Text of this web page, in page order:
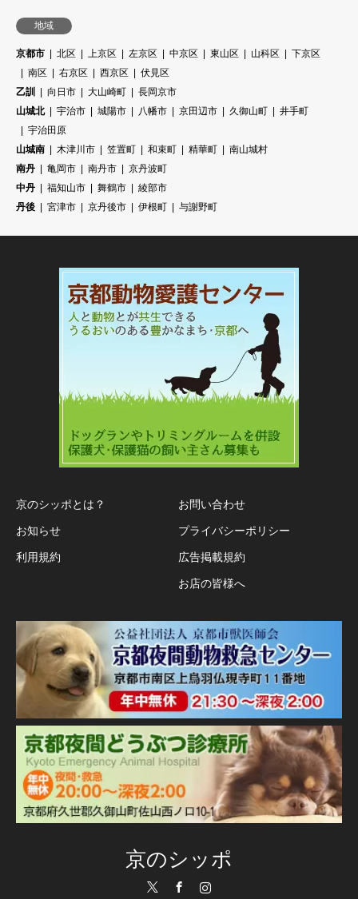
地域
京都市 北区 上京区 左京区 中京区 東山区 山科区
下京区
南区
右京区 西京区
伏見区
乙訓
向日市 大山崎町
長岡京市
山城北
宇治市 城陽市 八幡市 京田辺市 久御山町
井手町
宇治田原
山城南
木津川市 笠置町 和束町 精華町
南山城村
南丹
亀岡市 南丹市
京丹波町
中丹
福知山市 舞鶴市
綾部市
丹後
宮津市 京丹後市 伊根町 与謝野町
京のシッポとは？
お知らせ
利用規約
お問い合わせ
プライバシーポリシー
広告掲載規約
お店の皆様へ
京のシッポ